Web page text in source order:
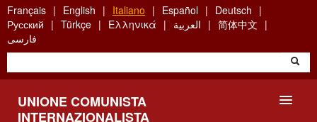
Skip
to
main
content
Français English Italiano Español
Deutsch
Русский
Türkçe Ελληνικά العربية
简体中文
فارسی
UNIONE COMUNISTA
INTERNAZIONALISTA